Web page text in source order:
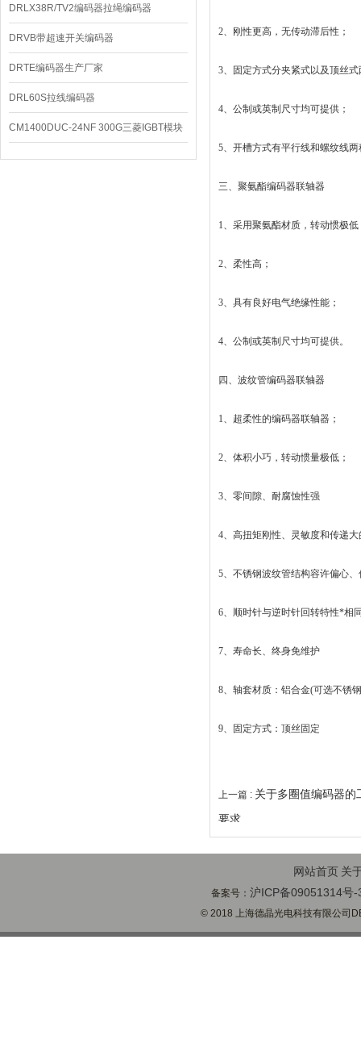
DRLX38R/TV2编码器拉绳编码器
DRVB带超速开关编码器
DRTE编码器生产厂家
DRL60S拉线编码器
CM1400DUC-24NF 300G三菱IGBT模块
2、刚性更高，无传动滞后性；
3、固定方式分夹紧式以及顶丝式
4、公制或英制尺寸均可提供；
5、开槽方式有平行线和螺纹线两
三、聚氨酯编码器联轴器
1、采用聚氨酯材质，转动惯极低
2、柔性高；
3、具有良好电气绝缘性能；
4、公制或英制尺寸均可提供。
四、波纹管编码器联轴器
1、超柔性的编码器联轴器；
2、体积小巧，转动惯量极低；
3、零间隙、耐腐蚀性强
4、高扭矩刚性、灵敏度和传递大
5、不锈钢波纹管结构容许偏心
6、顺时针与逆时针回转特性*相
7、寿命长、终身免维护
8、轴套材质：铝合金(可选不锈
9、固定方式：顶丝固定
上一篇 : 关于多圈值编码器的
要求
网站首页 关
备案号：沪ICP备09051314号-
© 2018 上海德晶光电科技有限公司